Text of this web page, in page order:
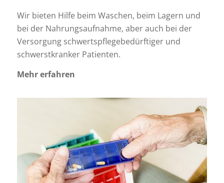
Wir bieten Hilfe beim Waschen, beim Lagern und
bei der Nahrungsaufnahme, aber auch bei der
Versorgung schwertspflegebedürftiger und
schwerstkranker Patienten.
Mehr erfahren